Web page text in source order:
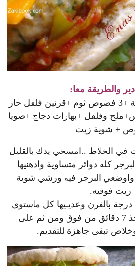
والطريقة معا:
صدر دجاج نصف بصلة +3 فصوص ثوم +قرنين فلفل حار
وفلفل +بهارات دجاج +صويا
+ شوية زيت
في الخلاط ..امسحي يدك بالقليل
كله دوائر متساوية وادهنيها
واوضعي البرجر فيه ورشي شوية
زيت فوقيه.
بالفرن وعديليها كل ماستوى
من فوق وتحت, تأخذ 7 دقائق من فوق ومن ثم على
وخلاص تبقى جاهزة للتقديم.